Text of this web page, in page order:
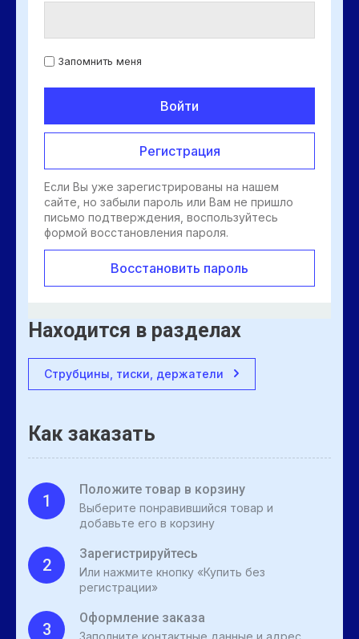
Запомнить меня
Войти
Регистрация
Если Вы уже зарегистрированы на нашем
сайте, но забыли пароль или Вам не пришло
письмо подтверждения, воспользуйтесь
формой восстановления пароля.
Восстановить пароль
Находится в разделах
Струбцины, тиски, держатели
Как заказать
1
Положите товар в корзину
Выберите понравившийся товар и
добавьте его в корзину
2
Зарегистрируйтесь
Или нажмите кнопку «Купить без
регистрации»
3
Оформление заказа
Заполните контактные данные и адрес